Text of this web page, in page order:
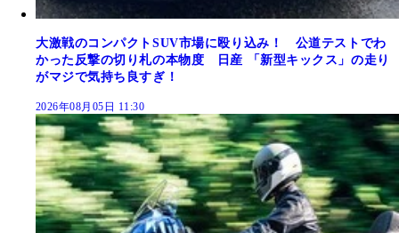
大激戦のコンパクトSUV市場に殴り込み！ 公道テストでわ
かった反撃の切り札の本物度 日産 「新型キックス」の走り
がマジで気持ち良すぎ！
2026年08月05日 11:30